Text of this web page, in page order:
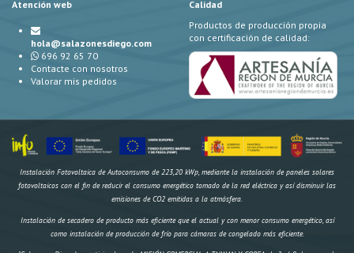
Atención web
hola@salazonesdiego.com
696 92 65 70
Contacte con nosotros
Valorar mis pedidos
Calidad
Productos de producción propia
con certificación de calidad:
Instalación Fotovoltaica de Autoconsumo de 223,20 kWp, mediante la instalación de paneles solares
fotovoltaicos con el fin de reducir el consumo energético tomado de la red eléctrica y así disminuir las
emisiones de CO2 emitidas a la atmósfera.
Instalación de secadero de producto más eficiente que el actual y con menor consumo energético, así
como instalación de producción de frío para cámaras de congelado más eficiente.